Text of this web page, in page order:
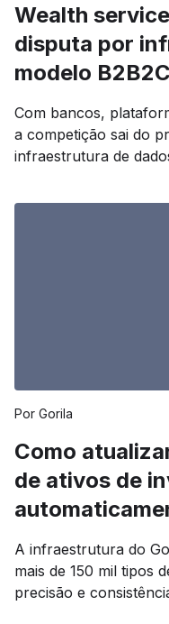
Wealth
disputa por
modelo B2B2C
Com bancos,
a competição sai do
infraestrutura de
da corrida pelo
marcada pela
Por Gorila
Como
de ativos de
A infraestrutura do
mais de 150 mil tipos
precisão e